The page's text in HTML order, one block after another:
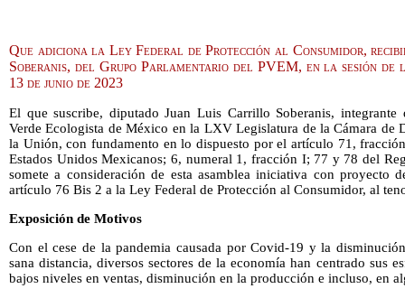
Que adiciona la Ley Federal de Protección al Consumidor,
Soberanis, del Grupo Parlamentario del PVEM, en la sesión de
13 de junio de 2023
El que suscribe, diputado Juan Luis Carrillo Soberanis, integrante
Verde Ecologista de México en la LXV Legislatura de la Cámara de
la Unión, con fundamento en lo dispuesto por el artículo 71,
Estados Unidos Mexicanos; 6, numeral 1, fracción I; 77 y 78 del
somete a consideración de esta asamblea iniciativa con proyecto
artículo 76 Bis 2 a la Ley Federal de Protección al Consumidor, al
Exposición de Motivos
Con el cese de la pandemia causada por Covid-19 y la
sana distancia, diversos sectores de la economía han centrado sus
bajos niveles en ventas, disminución en la producción e incluso, en